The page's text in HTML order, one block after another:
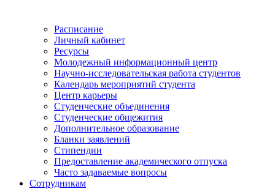
Расписание
Личный кабинет
Ресурсы
Молодежный информационный центр
Научно-исследовательская работа студентов
Календарь мероприятий студента
Центр карьеры
Студенческие объединения
Студенческие общежития
Дополнительное образование
Бланки заявлений
Стипендии
Предоставление академического отпуска
Часто задаваемые вопросы
Сотрудникам